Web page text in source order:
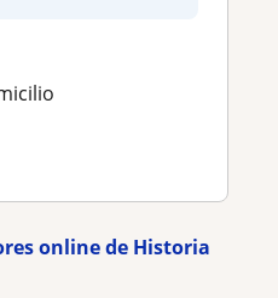
online de Historia